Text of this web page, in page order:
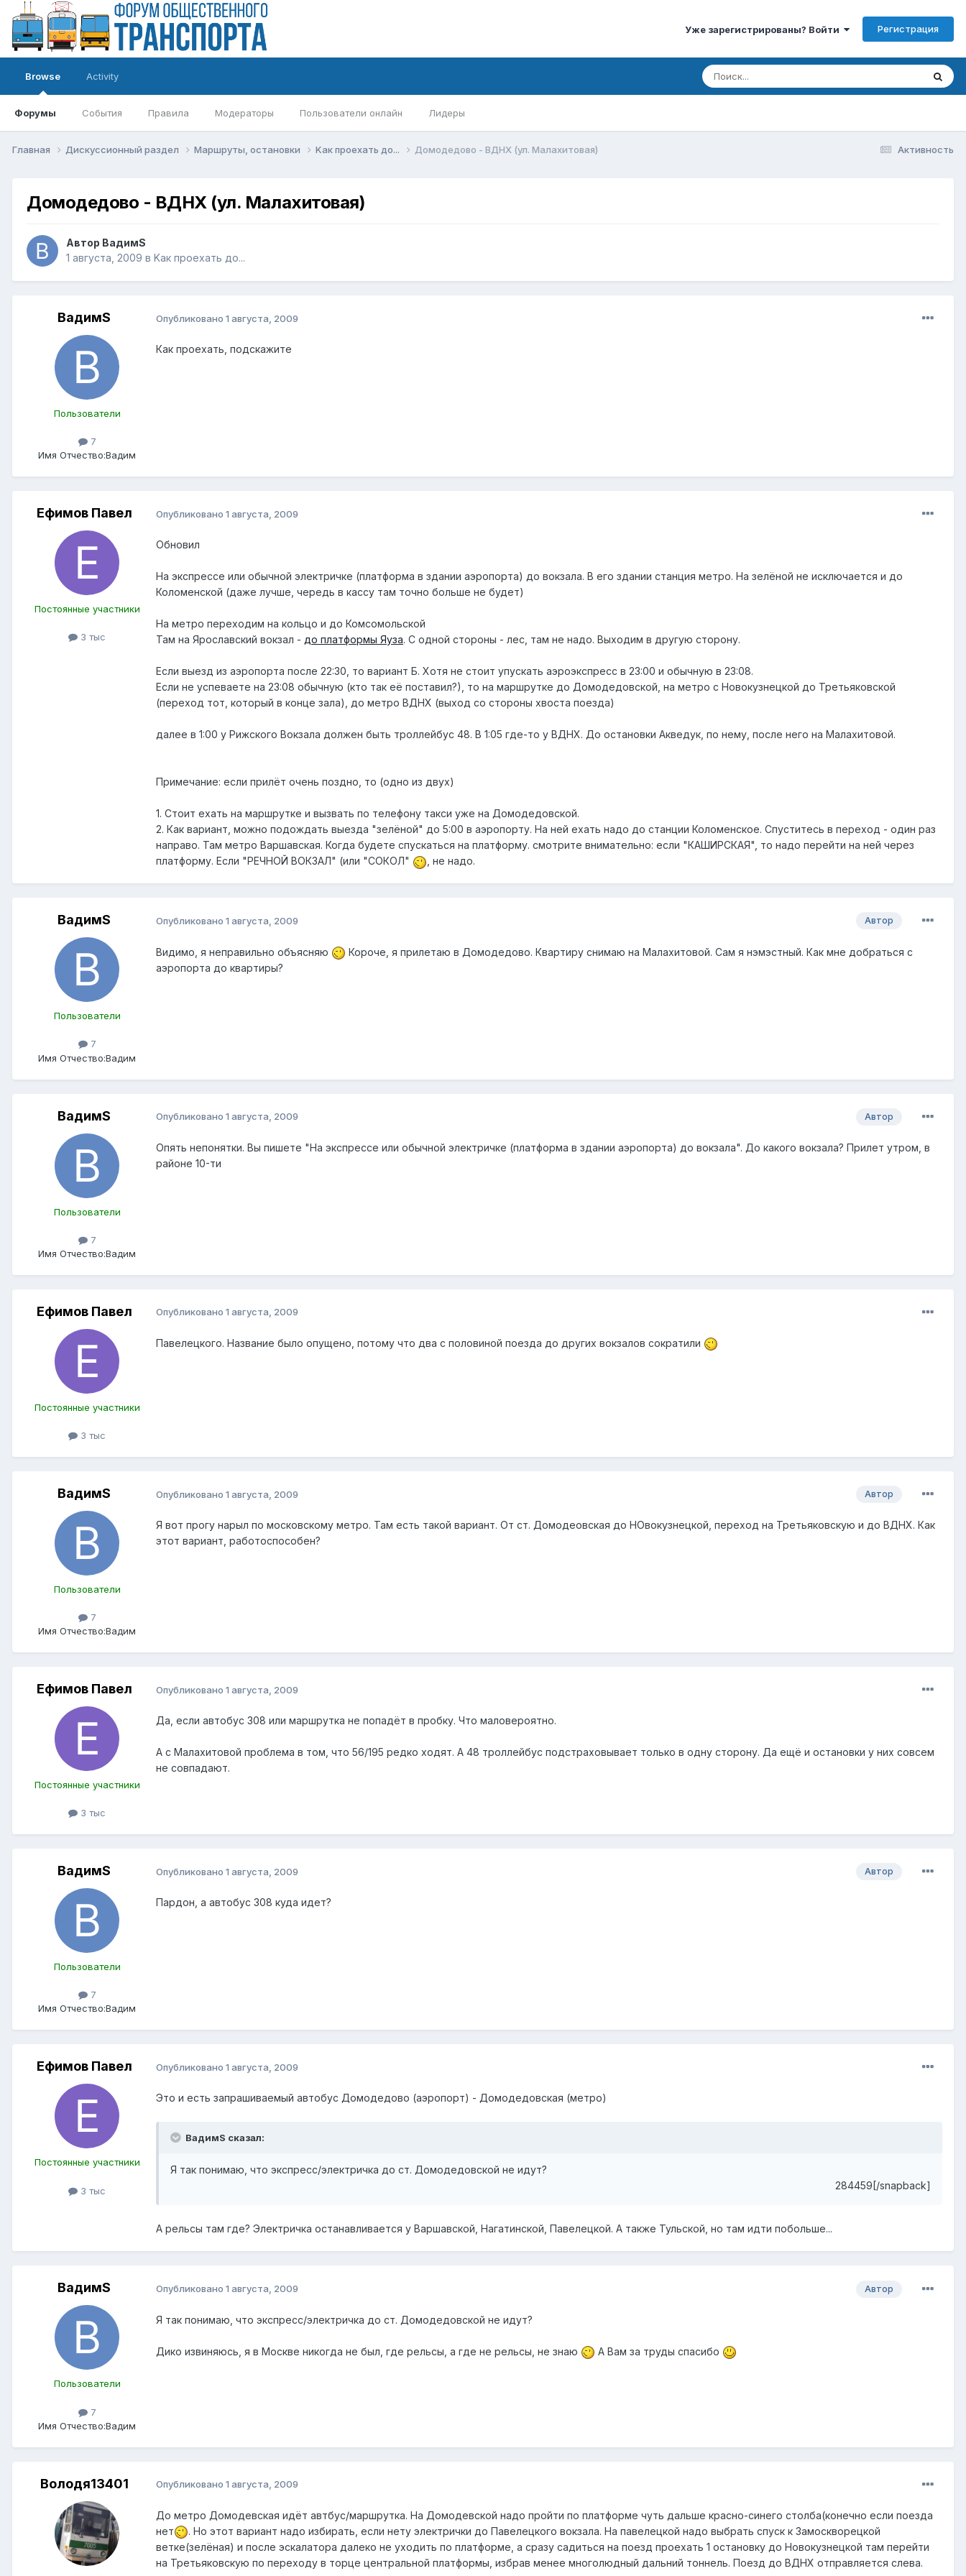
Уже зарегистрированы? Войти Регистрация
Browse
Форумы События Правила Модераторы Пользователи онлайн Лидеры
Activity
Активность
Главная Дискуссионный раздел Маршруты, остановки Kак проехать до... Домодедово - ВДНХ (ул. Малахитовая)
Домодедово - ВДНХ (ул. Малахитовая)
Автор ВадимS
1 августа, 2009 в Kак проехать до...
ВадимS
Пользователи
7
Имя Отчество:Вадим
Опубликовано 1 августа, 2009
Как проехать, подскажите
Ефимов Павел
Постоянные участники
3 тыс
Опубликовано 1 августа, 2009
Обновил
На экспрессе или обычной электричке (платформа в здании аэропорта) до вокзала. В его здании станция метро. На зелёной не исключается и до
Коломенской (даже лучше, чередь в кассу там точно больше не будет)
На метро переходим на кольцо и до Комсомольской
Там на Ярославский вокзал - до платформы Яуза. С одной стороны - лес, там не надо. Выходим в другую сторону.
Если выезд из аэропорта после 22:30, то вариант Б. Хотя не стоит упускать аэроэкспресс в 23:00 и обычную в 23:08.
Если не успеваете на 23:08 обычную (кто так её поставил?), то на маршрутке до Домодедовской, на метро с Новокузнецкой до Третьяковской
(переход тот, который в конце зала), до метро ВДНХ (выход со стороны хвоста поезда)
далее в 1:00 у Рижского Вокзала должен быть троллейбус 48. В 1:05 где-то у ВДНХ. До остановки Акведук, по нему, после него на Малахитовой.
Примечание: если прилёт очень поздно, то (одно из двух)
1. Стоит ехать на маршрутке и вызвать по телефону такси уже на Домодедовской.
2. Как вариант, можно подождать выезда "зелёной" до 5:00 в аэропорту. На ней ехать надо до станции Коломенское. Спуститесь в переход - один раз
направо. Там метро Варшавская. Когда будете спускаться на платформу. смотрите внимательно: если "КАШИРСКАЯ", то надо перейти на ней через
платформу. Если "РЕЧНОЙ ВОКЗАЛ" (или "СОКОЛ"
, не надо.
ВадимS
Пользователи
7
Имя Отчество:Вадим
Автор
Опубликовано 1 августа, 2009
Видимо, я неправильно объясняю
Короче, я прилетаю в Домодедово. Квартиру снимаю на Малахитовой. Сам я нэмэстный. Как мне добраться с
аэропорта до квартиры?
ВадимS
Пользователи
7
Имя Отчество:Вадим
Автор
Опубликовано 1 августа, 2009
Опять непонятки. Вы пишете "На экспрессе или обычной электричке (платформа в здании аэропорта) до вокзала". До какого вокзала? Прилет утром, в
районе 10-ти
Ефимов Павел
Постоянные участники
3 тыс
Опубликовано 1 августа, 2009
Павелецкого. Название было опущено, потому что два с половиной поезда до других вокзалов сократили
ВадимS
Пользователи
7
Имя Отчество:Вадим
Автор
Опубликовано 1 августа, 2009
Я вот прогу нарыл по московскому метро. Там есть такой вариант. От ст. Домодеовская до НОвокузнецкой, переход на Третьяковскую и до ВДНХ. Как
этот вариант, работоспособен?
Ефимов Павел
Постоянные участники
3 тыс
Опубликовано 1 августа, 2009
Да, если автобус 308 или маршрутка не попадёт в пробку. Что маловероятно.
А с Малахитовой проблема в том, что 56/195 редко ходят. А 48 троллейбус подстраховывает только в одну сторону. Да ещё и остановки у них совсем
не совпадают.
ВадимS
Пользователи
7
Имя Отчество:Вадим
Автор
Опубликовано 1 августа, 2009
Пардон, а автобус 308 куда идет?
Ефимов Павел
Постоянные участники
3 тыс
Опубликовано 1 августа, 2009
Это и есть запрашиваемый автобус Домодедово (аэропорт) - Домодедовская (метро)
ВадимS сказал:
Я так понимаю, что экспресс/электричка до ст. Домодедовской не идут?
284459[/snapback]
А рельсы там где? Электричка останавливается у Варшавской, Нагатинской, Павелецкой. А также Тульской, но там идти побольше...
ВадимS
Пользователи
7
Имя Отчество:Вадим
Автор
Опубликовано 1 августа, 2009
Я так понимаю, что экспресс/электричка до ст. Домодедовской не идут?
Дико извиняюсь, я в Москве никогда не был, где рельсы, а где не рельсы, не знаю А Вам за труды спасибо
Володя13401 Опубликовано 1 августа, 2009
До метро Домодевская идёт автбус/маршрутка. На Домодевской надо пройти по платформе чуть дальше красно-синего столба(конечно если поезда
нет
. Но этот вариант надо избирать, если нету электрички до Павелецкого вокзала. На павелецкой надо выбрать спуск к Замоскворецкой
ветке(зелёная) и после эскалатора далеко не уходить по платформе, а сразу садиться на поезд проехать 1 остановку до Новокузнецкой там перейти
на Третьяковскую по переходу в торце центральной платформы, избрав менее многолюдный дальний тоннель. Поезд до ВДНХ отправляется слева.